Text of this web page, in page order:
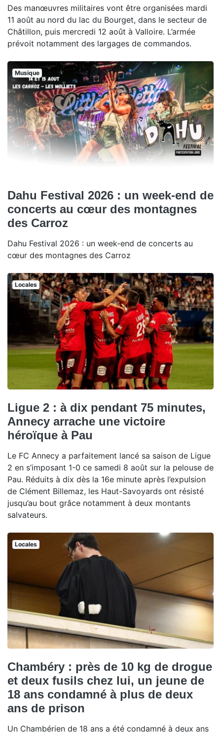
Des manœuvres militaires vont être organisées mardi
11 août au nord du lac du Bourget, dans le secteur de
Châtillon, puis mercredi 12 août à Valloire. L’armée
prévoit notamment des largages de commandos.
Musique
Dahu Festival 2026 : un week-end de
concerts au cœur des montagnes
des Carroz
Dahu Festival 2026 : un week-end de concerts au
cœur des montagnes des Carroz
Locales
Ligue 2 : à dix pendant 75 minutes,
Annecy arrache une victoire
héroïque à Pau
Le FC Annecy a parfaitement lancé sa saison de Ligue
2 en s’imposant 1-0 ce samedi 8 août sur la pelouse de
Pau. Réduits à dix dès la 16e minute après l’expulsion
de Clément Billemaz, les Haut-Savoyards ont résisté
jusqu’au bout grâce notamment à deux montants
salvateurs.
Locales
Chambéry : près de 10 kg de drogue
et deux fusils chez lui, un jeune de
18 ans condamné à plus de deux
ans de prison
Un Chambérien de 18 ans a été condamné à deux ans